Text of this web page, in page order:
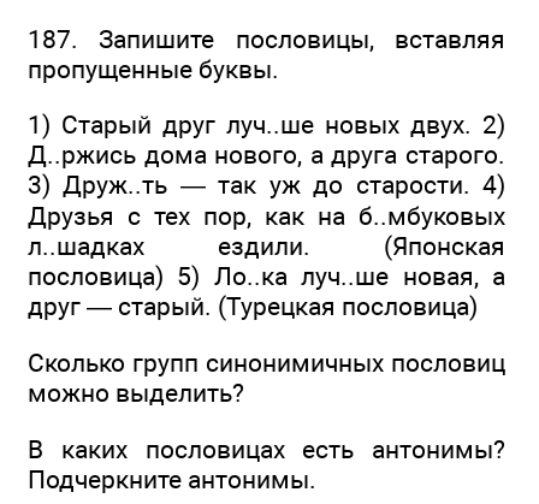
187. Запишите пословицы, вставляя
пропущенные буквы.
1) Старый друг луч..ше новых двух. 2)
Д..ржись дома нового, а друга старого.
3) Друж..ть — так уж до старости. 4)
Друзья с тех пор, как на б..мбуковых
л..шадках ездили. (Японская
пословица) 5) Ло..ка луч..ше новая, а
друг — старый. (Турецкая пословица)
Сколько групп синонимичных пословиц
можно выделить?
В каких пословицах есть антонимы?
Подчеркните антонимы.